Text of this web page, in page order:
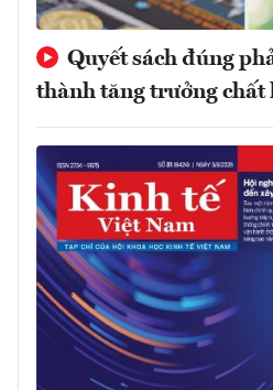
Quyết sách đúng
thành tăng trưởng chất